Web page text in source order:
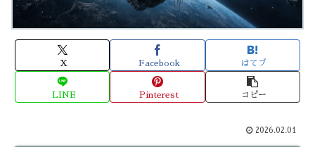
X Facebook はてブ
LINE Pinterest コピー
2026.02.01